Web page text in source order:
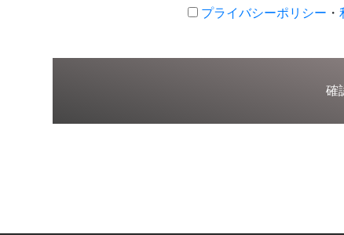
プライバシーポリシー ・